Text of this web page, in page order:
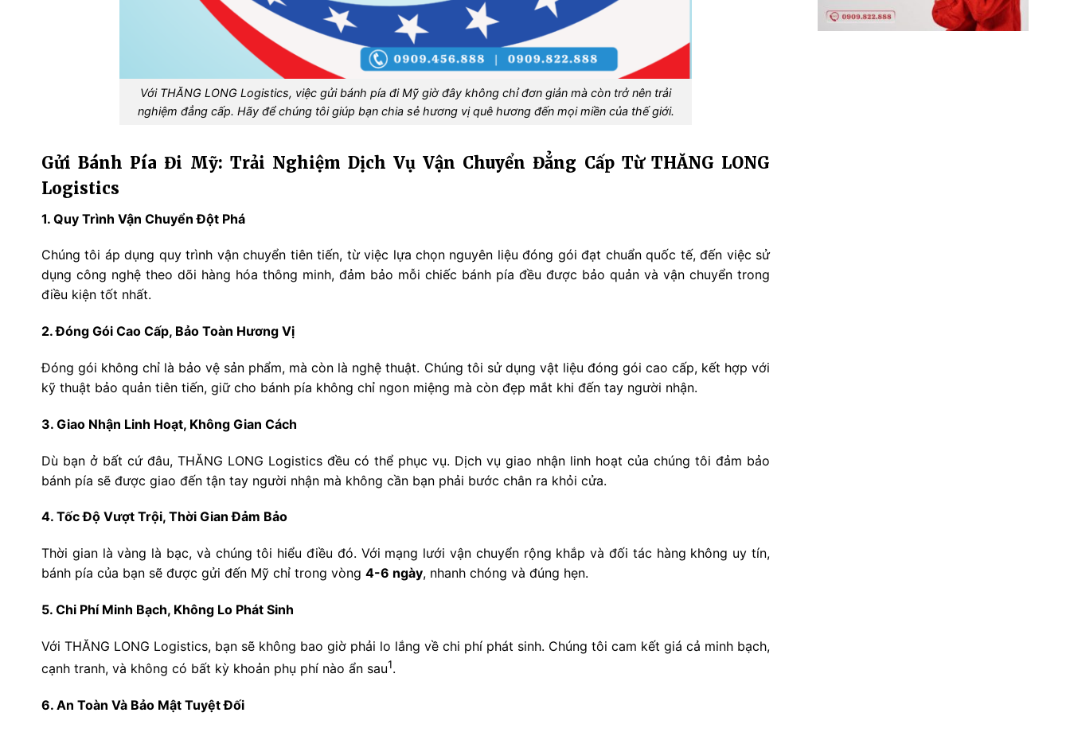
Với THĂNG LONG Logistics, việc gửi bánh pía đi Mỹ giờ đây không chỉ đơn giản mà còn trở nên trải
nghiệm đẳng cấp. Hãy để chúng tôi giúp bạn chia sẻ hương vị quê hương đến mọi miền của thế giới.
Gửi Bánh Pía Đi Mỹ: Trải Nghiệm Dịch Vụ Vận Chuyển Đẳng Cấp Từ THĂNG LONG
Logistics
1. Quy Trình Vận Chuyển Đột Phá
Chúng tôi áp dụng quy trình vận chuyển tiên tiến, từ việc lựa chọn nguyên liệu đóng gói đạt chuẩn quốc tế, đến việc sử
dụng công nghệ theo dõi hàng hóa thông minh, đảm bảo mỗi chiếc bánh pía đều được bảo quản và vận chuyển trong
điều kiện tốt nhất.
2. Đóng Gói Cao Cấp, Bảo Toàn Hương Vị
Đóng gói không chỉ là bảo vệ sản phẩm, mà còn là nghệ thuật. Chúng tôi sử dụng vật liệu đóng gói cao cấp, kết hợp với
kỹ thuật bảo quản tiên tiến, giữ cho bánh pía không chỉ ngon miệng mà còn đẹp mắt khi đến tay người nhận.
3. Giao Nhận Linh Hoạt, Không Gian Cách
Dù bạn ở bất cứ đâu, THĂNG LONG Logistics đều có thể phục vụ. Dịch vụ giao nhận linh hoạt của chúng tôi đảm bảo
bánh pía sẽ được giao đến tận tay người nhận mà không cần bạn phải bước chân ra khỏi cửa.
4. Tốc Độ Vượt Trội, Thời Gian Đảm Bảo
Thời gian là vàng là bạc, và chúng tôi hiểu điều đó. Với mạng lưới vận chuyển rộng khắp và đối tác hàng không uy tín,
bánh pía của bạn sẽ được gửi đến Mỹ chỉ trong vòng 4-6 ngày, nhanh chóng và đúng hẹn.
5. Chi Phí Minh Bạch, Không Lo Phát Sinh
Với THĂNG LONG Logistics, bạn sẽ không bao giờ phải lo lắng về chi phí phát sinh. Chúng tôi cam kết giá cả minh bạch,
cạnh tranh, và không có bất kỳ khoản phụ phí nào ẩn sau1.
6. An Toàn Và Bảo Mật Tuyệt Đối